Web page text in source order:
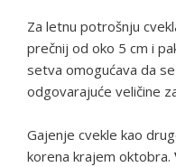
Za letnu potrošnju
prečnij od oko 5 cm i
setva omogućava da
odgovarajuće veličine
Gajenje cvekle kao
korena krajem oktobra.